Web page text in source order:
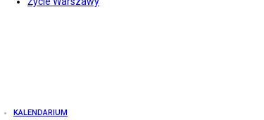
KALENDARIUM